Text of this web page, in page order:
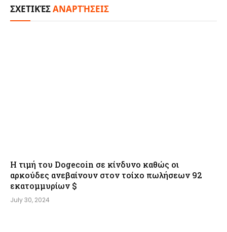
ΣΧΕΤΙΚΈΣΑΝΑΡΤΉΣΕΙΣ
Η τιμή του Dogecoin σε κίνδυνο καθώς οι
αρκούδες ανεβαίνουν στον τοίχο πωλήσεων 92
εκατομμυρίων $
July 30, 2024